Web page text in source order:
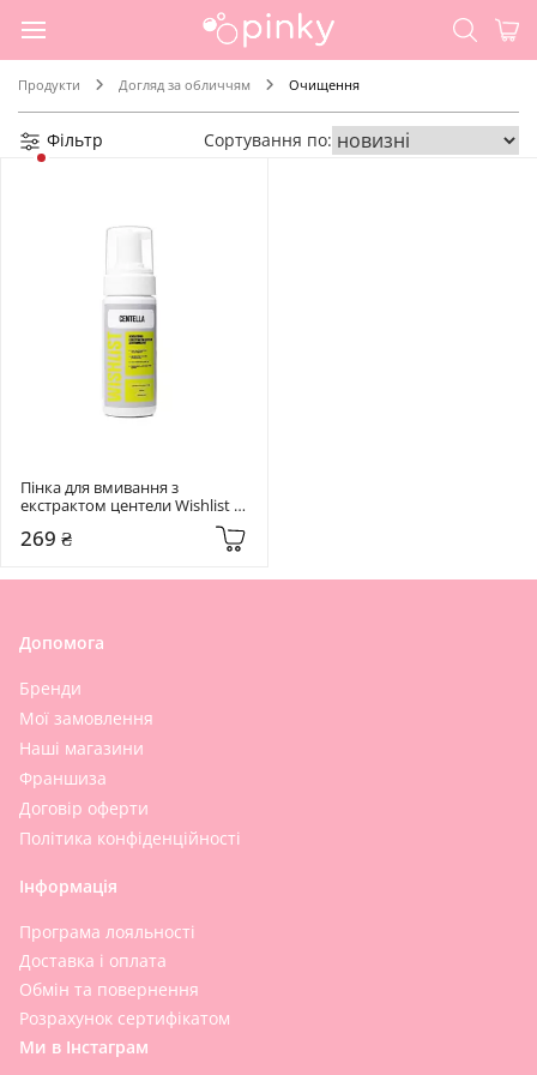
Продукти Догляд за обличчям Очищення
Фільтр Сортування по:
Пінка для вмивання з
екстрактом центели Wishlist
269 ₴
Допомога
Бренди
Мої замовлення
Наші магазини
Франшиза
Договір оферти
Політика конфіденційності
Інформація
Програма лояльності
Доставка і оплата
Обмін та повернення
Розрахунок сертифікатом
Ми в Інстаграм